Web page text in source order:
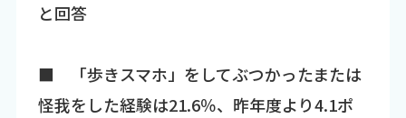
と回答
■ 「歩きスマホ」をしてぶつかったまたは
怪我をした経験は21.6％、昨年度より4.1ポ